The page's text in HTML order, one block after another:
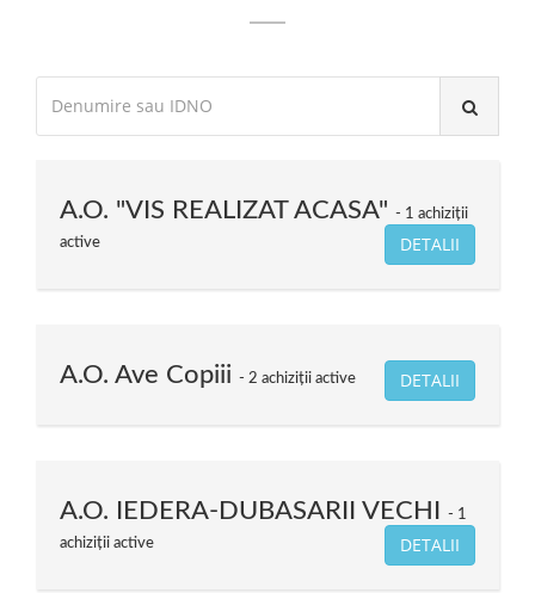
A.O. "VIS REALIZAT ACASA"
1 achiziții
active
DETALII
A.O. Ave Copiii 2 achiziții active DETALII
A.O. IEDERA-DUBASARII VECHI
1
achiziții active
DETALII